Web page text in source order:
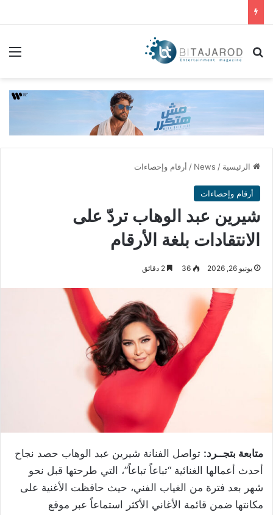
بحث عن
الرئيسية /
News
/ أرقام وإحصاءات
أرقام وإحصاءات
شيرين عبد الوهاب تردّ على
الانتقادات بلغة الأرقام
يونيو 26, 2026 36
متابعة بتجــرد: تواصل الفنانة شيرين عبد الوهاب حصد نجاح
أحدث أعمالها الغنائية “تباعاً تباعاً”، التي طرحتها قبل نحو
شهر بعد فترة من الغياب الفني، حيث حافظت الأغنية على
مكانتها ضمن قائمة الأغاني الأكثر استماعاً عبر موقع